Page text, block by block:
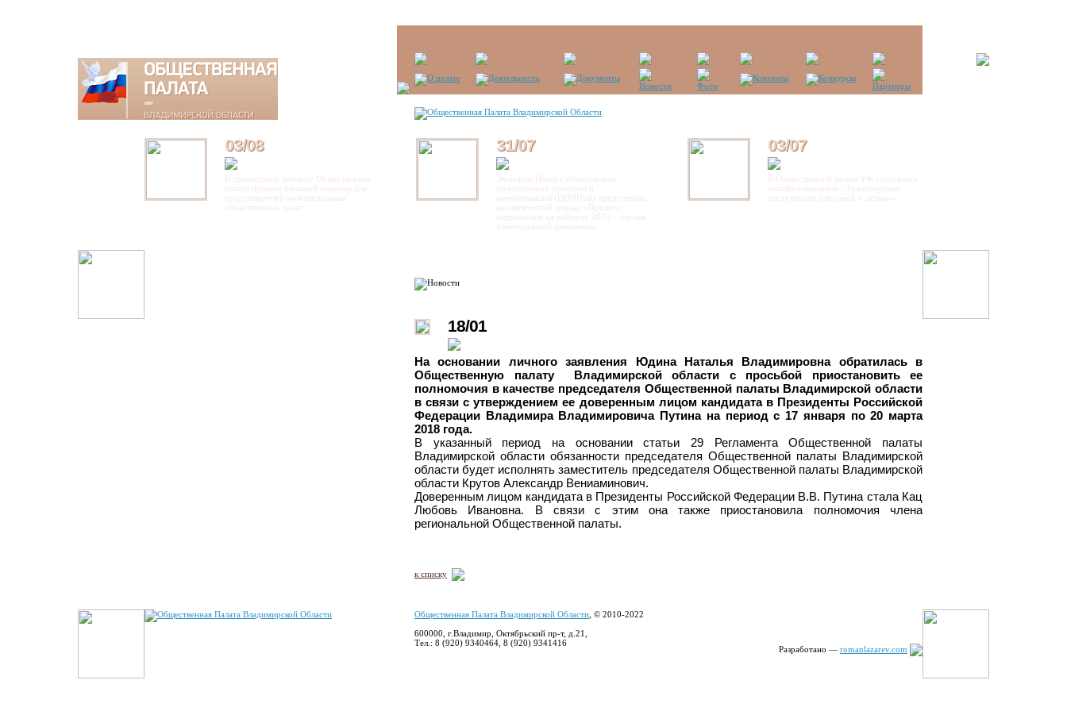
03/08
В прошедшую пятницу Общественная
палата провела большой семинар для
представителей муниципальных
общественных палат
31/07
Эксперты Центра общественно-
политических проектов и
коммуникаций (ЦОППиК) представили
аналитический доклад «Процесс
выдвижения на выборах 2026 – оценка
электоральной динамики».
03/07
В Общественной палате РФ состоялось
онлайн-совещание «Транспортная
доступность для семей с детьми»
18/01
На основании личного заявления Юдина Наталья Владимировна обратилась в
Общественную палату Владимирской области с просьбой приостановить ее
полномочия в качестве председателя Общественной палаты Владимирской области
в связи с утверждением ее доверенным лицом кандидата в Президенты Российской
Федерации Владимира Владимировича Путина на период с 17 января по 20 марта
2018 года.
В указанный период на основании статьи 29 Регламента Общественной палаты
Владимирской области обязанности председателя Общественной палаты Владимирской
области будет исполнять заместитель председателя Общественной палаты Владимирской
области Крутов Александр Вениаминович.
Доверенным лицом кандидата в Президенты Российской Федерации В.В. Путина стала Кац
Любовь Ивановна. В связи с этим она также приостановила полномочия члена
региональной Общественной палаты.
к списку
Общественная Палата Владимирской Области , © 2010-2022
600000, г.Владимир, Октябрьский пр-т, д.21,
Тел.: 8 (920) 9340464, 8 (920) 9341416
Разработано — romanlazarev.com